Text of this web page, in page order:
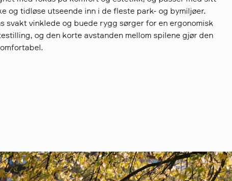
og tidløse utseende inn i de fleste park- og bymiljøer.
svakt vinklede og buede rygg sørger for en ergonomisk
og den korte avstanden mellom spilene gjør den